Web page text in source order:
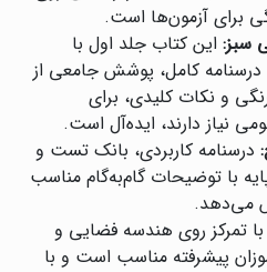
برای آزمون‌ها است.
سبز: این کتاب جلد اول با
کامل، پوشش جامعی از
و نکات کلیدی، برای
نیاز دارند، ایده‌آل است.
درسنامه کاربردی، بانک تست و
با توضیحات گام‌به‌گام مناسب
می‌دهد.
با تمرکز روی هندسه فضایی و
پیشرفته مناسب است و با